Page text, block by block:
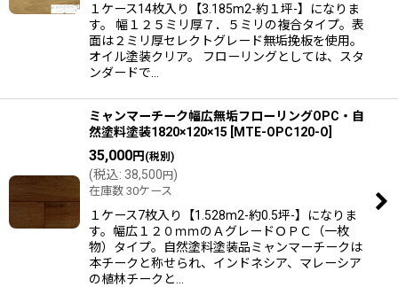
１ケース14枚入り【3.185m2-約１坪-】になりま
す。 幅１２５ミリ厚７．５ミリの複合タイプ。表
面は２ミリ厚セレクトグレード無垢挽板を使用。
オイル塗装クリア。 フローリングとしては、スタ
ンダードで…
ミャンマーチーク幅広無垢フローリングOPC・自
然塗料塗装1820×120×15
MTE-OPC120-O
35,000円 (税別)
(税込: 38,500 円 )
在庫数 30ケース
１ケース7枚入り【1.528m2-約0.5坪-】になりま
す。幅広１２０ｍｍのＡグレードＯＰＣ（一枚
物）タイプ。自然塗料塗装品ミャンマーチークは
本チークと称せられ、インドネシア、マレーシア
の植林チークと…